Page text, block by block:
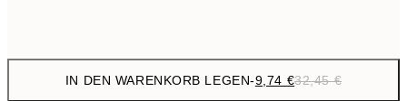
IN DEN WARENKORB LEGEN-9,74 €32,45 €